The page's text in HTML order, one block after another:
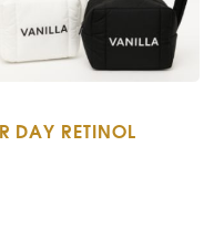
DAY RETINOL